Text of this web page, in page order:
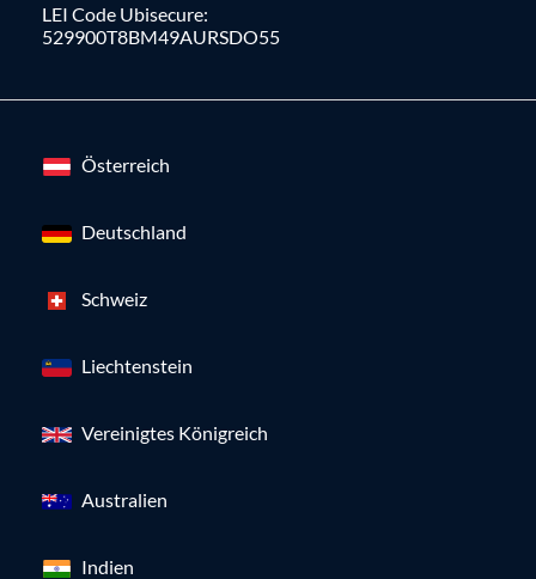
LEI Code Ubisecure:
529900T8BM49AURSDO55
Österreich
Deutschland
Schweiz
Liechtenstein
Vereinigtes Königreich
Australien
Indien